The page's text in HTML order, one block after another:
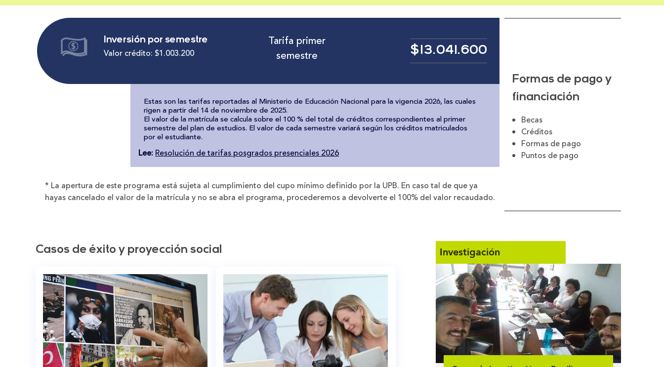
Inversión por semestre
Valor crédito: $1.003.200
Tarifa primer
semestre
$13.041.600
Estas son las tarifas reportadas al Ministerio de Educación Nacional para la vigencia 2026, las cuales
rigen a partir del 14 de noviembre de 2025.
El valor de la matrícula se calcula sobre el 100 % del total de créditos correspondientes al primer
semestre del plan de estudios. El valor de cada semestre variará según los créditos matriculados
por el estudiante.
Lee:Resolución de tarifas posgrados presenciales 2026
* La apertura de este programa está sujeta al cumplimiento del cupo mínimo definido por la UPB. En caso tal de que ya
hayas cancelado el valor de la matrícula y no se abra el programa, procederemos a devolverte el 100% del valor recaudado.
Formas de pago y
financiación
Becas
Créditos
Formas de pago
Puntos de pago
Casos de éxito y proyección social Investigación